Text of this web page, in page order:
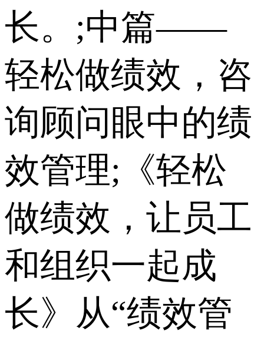
长。;中篇——
轻松做绩效，咨
询顾问眼中的绩
效管理;《轻松
做绩效，让员工
和组织一起成
长》从“绩效管